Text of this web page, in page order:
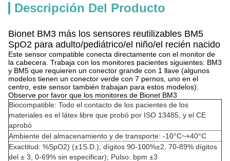
Descripción Del Producto
Bionet BM3 más los sensores reutilizables BM5
SpO2 para adulto/pediátrico/el niño/el recién nacido
Este sensor compatible conecta directamente con el monitor de
la cabecera. Trabaja con los monitores pacientes siguientes: BM3
y BM5 que requieren un conector grande con 1 llave (algunos
modelos tienen un conector verde con 7 pernos, uno en el
centro, este sensor también trabajan para estos modelos).
Observe por favor que los monitores de Bionet BM3
Biocompatible: Todo el contacto de los pacientes de los
materiales es el látex libre que probó por ISO 13485, y el CE
aprobó
Ambiente del almacenamiento y de transporte: -10°C~+40°C
Exactitud: %SpO2) (±1S.D.); dígitos 90-100%±2, 70-89% dígitos
del ± 3, 0-69% sin especificar); Pulso: bpm ±3